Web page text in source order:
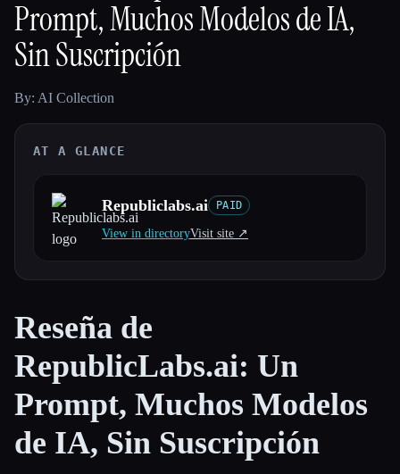
🎓Estudiantes 🎬Creadores
Blog
Todas las categorías
Prompt, Muchos Modelos de IA,
Sin Suscripción
By: AI Collection
AT A GLANCE
Republiclabs.ai PAID
View in directoryVisit site ↗︎
Reseña de
RepublicLabs.ai: Un
Prompt, Muchos Modelos
de IA, Sin Suscripción